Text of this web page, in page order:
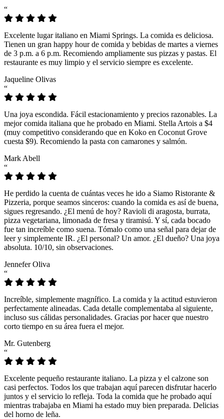
“
Excelente lugar italiano en Miami Springs. La comida es deliciosa.
Tienen un gran happy hour de comida y bebidas de martes a viernes
de 3 p.m. a 6 p.m. Recomiendo ampliamente sus pizzas y pastas. El
restaurante es muy limpio y el servicio siempre es excelente.
Jaqueline Olivas
“
Una joya escondida. Fácil estacionamiento y precios razonables. La
mejor comida italiana que he probado en Miami. Stella Artois a $4
(muy competitivo considerando que en Koko en Coconut Grove
cuesta $9). Recomiendo la pasta con camarones y salmón.
Mark Abell
“
He perdido la cuenta de cuántas veces he ido a Siamo Ristorante &
Pizzeria, porque seamos sinceros: cuando la comida es así de buena,
sigues regresando. ¿El menú de hoy? Ravioli di aragosta, burrata,
pizza vegetariana, limonada de fresa y tiramisú. Y sí, cada bocado
fue tan increíble como suena. Tómalo como una señal para dejar de
leer y simplemente IR. ¿El personal? Un amor. ¿El dueño? Una joya
absoluta. 10/10, sin observaciones.
Jennefer Oliva
“
Increíble, simplemente magnífico. La comida y la actitud estuvieron
perfectamente alineadas. Cada detalle complementaba al siguiente,
incluso sus cálidas personalidades. Gracias por hacer que nuestro
corto tiempo en su área fuera el mejor.
Mr. Gutenberg
“
Excelente pequeño restaurante italiano. La pizza y el calzone son
casi perfectos. Todos los que trabajan aquí parecen disfrutar hacerlo
juntos y el servicio lo refleja. Toda la comida que he probado aquí
mientras trabajaba en Miami ha estado muy bien preparada. Delicias
del horno de leña.